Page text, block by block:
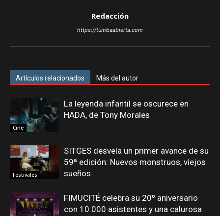
Redacción
https://tumbaabierta.com
Artículos relacionados Más del autor
Cine
La leyenda infantil se oscurece en
HADA, de Tony Morales
Festivales
SITGES desvela un primer avance de su
59ª edición: Nuevos monstruos, viejos
sueños
FIMUCITÉ celebra su 20º aniversario
con 10.000 asistentes y una calurosa